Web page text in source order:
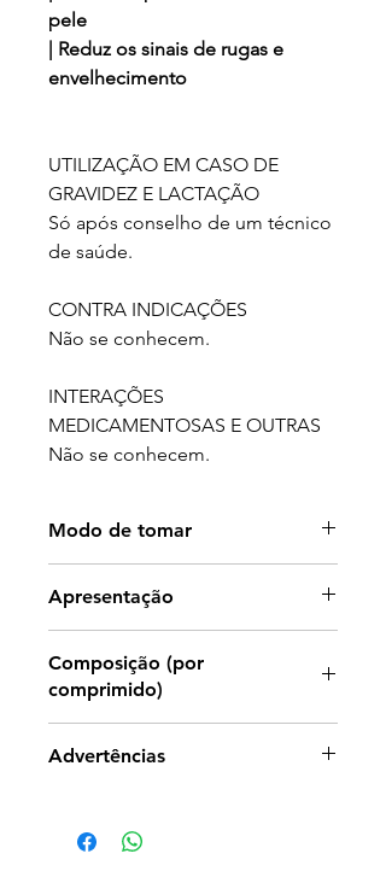
pele
| Reduz os sinais de rugas e
envelhecimento
UTILIZAÇÃO EM CASO DE
GRAVIDEZ E LACTAÇÃO
Só após conselho de um técnico
de saúde.
CONTRA INDICAÇÕES
Não se conhecem.
INTERAÇÕES
MEDICAMENTOSAS E OUTRAS
Não se conhecem.
Modo de tomar
Apresentação
Composição (por
comprimido)
Vitamina C 80 mg (100% VRN*). *
Advertências
suplementos à base de ferro